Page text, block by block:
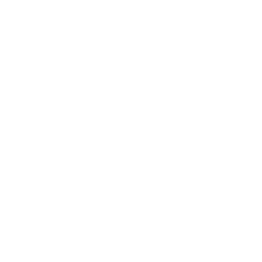
auf Informationen auf einem Endgerät
Daten zur Auswahl von Werbeanzeigen
personalisierte Werbung
zur Auswahl personalisierter Werbung